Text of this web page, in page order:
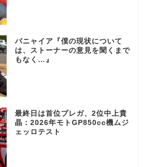
バニャイア『僕の現状について
は、ストーナーの意見を聞くまで
もなく…』
最終日は首位ブレガ、2位中上貴
晶：2026年モトGP850cc機ムジ
ェッロテスト